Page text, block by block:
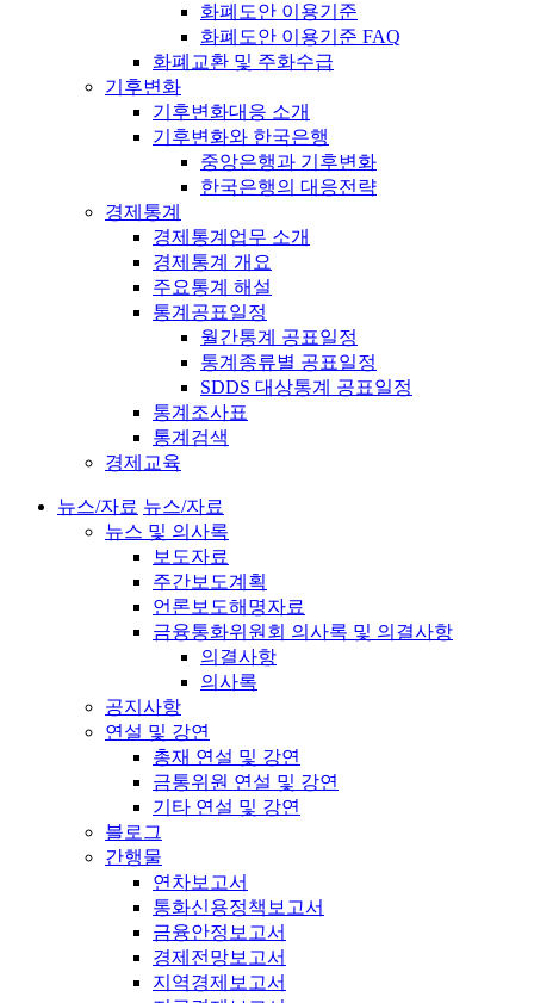
화폐도안 이용기준
화폐도안 이용기준 FAQ
화폐교환 및 주화수급
기후변화
기후변화대응 소개
기후변화와 한국은행
중앙은행과 기후변화
한국은행의 대응전략
경제통계
경제통계업무 소개
경제통계 개요
주요통계 해설
통계공표일정
월간통계 공표일정
통계종류별 공표일정
SDDS 대상통계 공표일정
통계조사표
통계검색
경제교육
뉴스/자료 뉴스/자료
뉴스 및 의사록
보도자료
주간보도계획
언론보도해명자료
금융통화위원회 의사록 및 의결사항
의결사항
의사록
공지사항
연설 및 강연
총재 연설 및 강연
금통위원 연설 및 강연
기타 연설 및 강연
블로그
간행물
연차보고서
통화신용정책보고서
금융안정보고서
경제전망보고서
지역경제보고서